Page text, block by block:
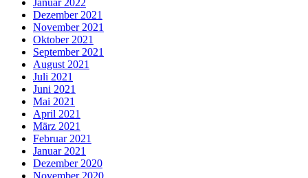
Dezember 2021
November 2021
Oktober 2021
September 2021
August 2021
Juli 2021
Juni 2021
Mai 2021
April 2021
März 2021
Februar 2021
Januar 2021
Dezember 2020
November 2020